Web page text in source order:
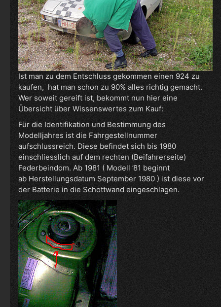
Ist man zu dem Entschluss gekommen einen 924 zu
kaufen, hat man schon zu 90% alles richtig gemacht.
Wer soweit gereift ist, bekommt nun hier eine
Übersicht über Wissenswertes zum Kauf:
Für die Identifikation und Bestimmung des
Modelljahres ist die Fahrgestellnummer
aufschlussreich. Diese befindet sich bis 1980
einschliesslich auf dem rechten (Beifahrerseite)
Federbeindom. Ab 1981 ( Modell ’81 beginnt
ab Herstellungsdatum September 1980 ) ist diese vor
der Batterie in die Schottwand eingeschlagen.